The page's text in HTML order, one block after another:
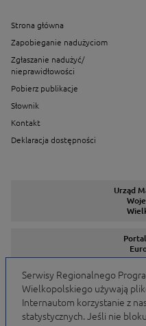
Strona główna
Zapobieganie nadużyciom
Zgłaszanie nadużyć/
nieprawidłowości
Pobierz publikacje
Słownik
Kontakt
Deklaracja dostępności
Urząd
Serwisy Regionalnego
Wielkopolskiego używają
Internautom korzystanie z
statystycznych. Jeśli nie